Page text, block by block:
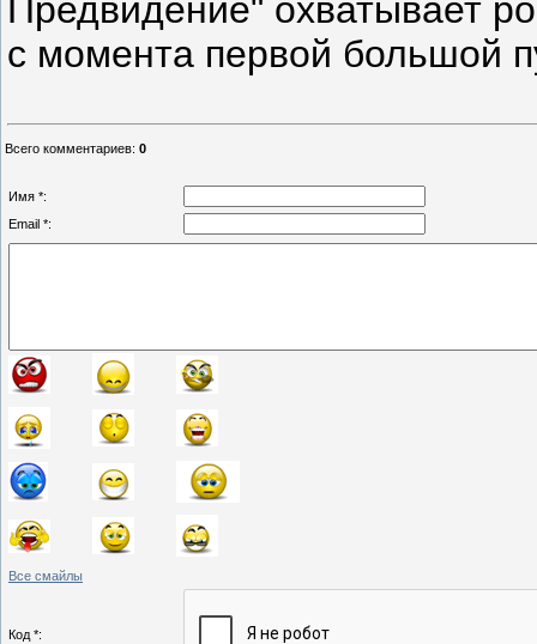
Предвидение" охватывает
с момента первой большой
Всего комментариев: 0
Имя *:
Email *:
Все смайлы
Код *: